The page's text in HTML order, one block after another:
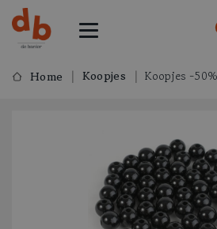
Home Koopjes Koopjes -50%